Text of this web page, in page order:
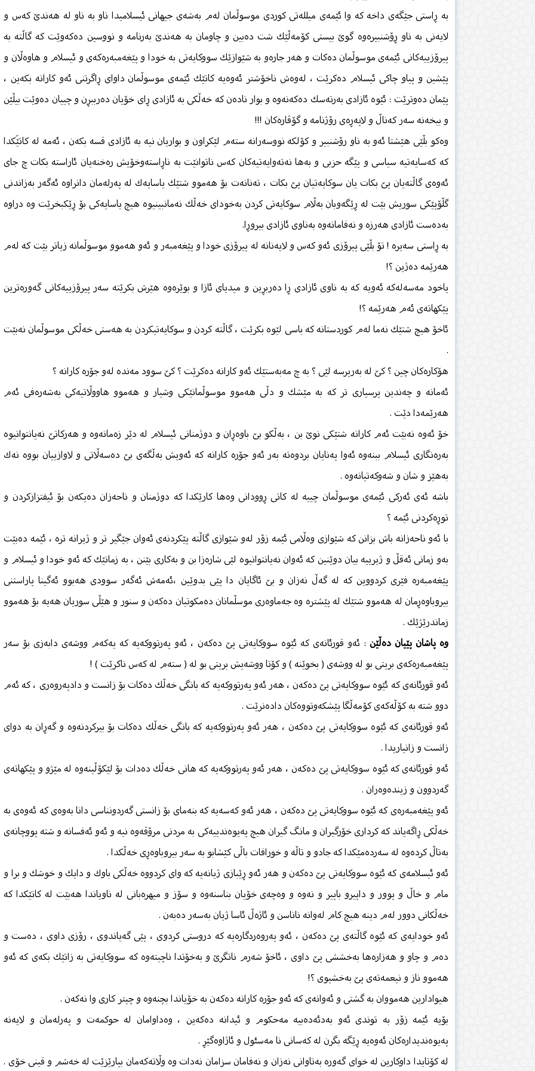
بە ڕاستی جێگەی داخە كە وا ئێمەی میللەتی كوردی موسوڵمان لەم بەشەی جیهانی ئیسلامیدا ناو بە ناو لە هەندێ‌ كەس و
لایەنی بە ناو ڕۆشنبیرەوە گوێ‌ بیستی كۆمەڵێك شت دەبین و چاومان بە هەندێ‌ بەرنامە و نووسین دەكەوێت كە گاڵتە بە
پیرۆزییەكانی ئێمەی موسوڵمان دەكات و هەر جارەو بە شێوازێك سووكایەتی بە خودا و پێغەمبەرەكەی و ئیسلام و هاوەڵان و
پێشین و پیاو چاكی ئیسلام دەكرێت ، لەوەش ناخۆشتر ئەوەیە كاتێك ئێمەی موسوڵمان داوای ڕاگرتنی ئەو كارانە بكەین ،
پێمان دەوترێت : ئێوە ئازادی بەرتەسك دەكەنەوە و بوار نادەن كە خەڵكی بە ئازادی ڕای خۆیان دەرببڕن و چییان دەوێت بیڵێن
و بیخەنە سەر كەناڵ و لاپەڕەی رۆژنامە و گۆڤارەكان !!!
وەكو بڵێی هێشتا ئەو بە ناو رۆشنبیر و كۆلكە نووسەرانە ستەم لێكراون و بواریان نیە بە ئازادی قسە بكەن ، ئەمە لە كاتێَكدا
كە كەسایەتیە سیاسی و پێگە حزبی و بەها نەتەوایەتیەكان كەس ناتوانێت بە ناڕاستەوخۆیش رەخنەیان ئاراستە بكات چ جای
ئەوەی گاڵتەیان پێ بكات یان سوكایەتیان پێ بكات ، تەنانەت بۆ هەموو شتێك یاسایەك لە پەرلەمان دانراوە ئەگەر بەزاندنی
گڵۆپێكی سوریش بێت لە ڕێگەوبان بەڵام سوكایەتی كردن بەخودای خەڵك نەمانبینیوە هیچ یاسایەكی بۆ ڕێكبخرێت وە دراوە
بەدەست ئازادی هەرزە و نەفامانەوە بەناوی ئازادی بیروڕا.
بە ڕاستی سەیرە ! تۆ بڵێی پیرۆزی ئەو كەس و لایەنانە لە پیرۆزی خودا و پێغەمبەر و ئەو هەموو موسوڵمانە زیاتر بێت كە لەم
هەرێمە دەژین ؟!
یاخود مەسەلەكە ئەویە كە بە ناوی ئازادی ڕا دەربڕین و میدیای ئازا و بوێرەوە هێرش بكرێتە سەر پیرۆزییەكانی گەورەترین
پێكهاتەی ئەم هەرێمە ؟!
ئاخۆ هیچ شتێك نەما لەم كوردستانە كە باسی لێوە بكرێت ، گاڵتە كردن و سوكایەتیكردن بە هەستی خەڵكی موسوڵمان نەبێت
.
هۆكارەكان چین ؟ كێ لە بەرپرسە لێی ؟ بە چ مەبەستێك ئەو كارانە دەكرێت ؟ كێ‌ سوود مەندە لەو جۆرە كارانە ؟
ئەمانە و چەندین پرسیاری تر كە بە مێشك و دڵی هەموو موسوڵمانێكی وشیار و هەموو هاووڵاتیەكی بەشەرەفی ئەم
هەرێمەدا دێت .
خۆ ئەوە نەبێت ئەم كارانە شتێكی نوێ‌ بن ، بەڵكو بێ باوەڕان و دوژمنانی ئیسلام لە دێر زەمانەوە و هەركاتێ‌ نەیانتوانیوە
بەرەنگاری ئیسلام ببنەوە ئەوا پەنایان بردوەتە بەر ئەو جۆرە كارانە كە ئەویش بەڵگەی بێ‌ دەسەڵاتی و لاوازییان بووە نەك
بەهێز و شان و شەوكەتیانەوە .
باشە ئەی ئەركی ئێمەی موسوڵمان چییە لە كاتی ڕوودانی وەها كارێكدا كە دوژمنان و ناحەزان دەیكەن بۆ ئیفتزازكردن و
توڕەكردنی ئێمە ؟
با ئەو ناحەزانە باش بزانن كە شێوازی وەڵامی ئێمە زۆر لەو شێوازی گاڵتە پێكردنەی ئەوان جێگیر تر و ژیرانە ترە ، ئێمە دەبێت
بەو زمانی ئەقڵ و ژیرییە بیان دوێنین كە ئەوان نەیانتوانیوە لێی شارەزا بن و بەكاری بێنن ، بە زمانێك كە ئەو خودا و ئیسلام و
پێغەمبەرە فێری كردووین كە لە گەڵ نەزان و بێ ئاگایان دا پێی بدوێین ،ئەمەش ئەگەر سوودی هەبوو ئەگینا پاراستنی
بیروباوەڕمان لە هەموو شتێك لە پێشترە وە جەماوەری موسڵمانان دەمكوتیان دەكەن و سنور و هێڵی سوریان هەیە بۆ هەموو
زماندرێژێك .
وە پاشان پێیان دەڵێن : ئەو قورئانەی كە ئێوە سووكایەتی پێ دەكەن ، ئەو پەرتووكەیە كە یەكەم ووشەی دابەزی بۆ سەر
پێغەمبەرەكەی بریتی بو لە ووشەی ( بخوێنە ) و كۆتا ووشەیش بریتی بو لە ( ستەم لە كەس ناكرێت ) !
ئەو قورئانەی كە ئێوە سووكایەتی پێ دەكەن ، هەر ئەو پەرتووكەیە كە بانگی خەڵك دەكات بۆ زانست و دادپەروەری ، كە ئەم
دوو شتە بە كۆڵەكەی كۆمەڵگا پێشكەوتووەكان دادەنرێت .
ئەو قورئانەی كە ئێوە سووكایەتی پێ دەكەن ، هەر ئەو پەرتووكەیە كە بانگی خەڵك دەكات بۆ بیركردنەوە و گەڕان بە دوای
زانست و زانیاریدا .
ئەو قورئانەی كە ئێوە سووكایەتی پێ دەكەن ، هەر ئەو پەرتووكەیە كە هانی خەڵك دەدات بۆ لێكۆڵینەوە لە مێژو و پێكهاتەی
گەردوون و زیندەوەران .
ئەو پێغەمبەرەی كە ئێوە سووكایەتی پێ دەكەن ، هەر ئەو كەسەیە كە بنەمای بۆ زانستی گەردونناسی دانا بەوەی كە ئەوەی بە
خەڵكی ڕاگەیاند كە كرداری خۆرگیران و مانگ گیران هیچ پەیوەندییەكی بە مردنی مرۆڤەوە نیە و ئەو ئەفسانە و شتە پووچانەی
بەتاڵ كردەوە لە سەردەمێكدا كە جادو و تاڵە و خورافات باڵی كێشابو بە سەر بیروباوەڕی خەڵكدا .
ئەو ئیسلامەی كە ئێوە سووكایەتی پێ دەكەن و هەر ئەو ڕێبازی ژیانەیە كە وای كردووە خەڵكی باوك و دایك و خوشك و برا و
مام و خاڵ و پوور و داپیرو باپیر و نەوە و وەچەی خۆیان بناسنەوە و سۆز و میهرەبانی لە ناویاندا هەبێت لە كاتێكدا كە
خەڵكانی دوور لەم دینە هیچ كام لەوانە ناناسن و ئاژەڵ ئاسا ژیان بەسەر دەبەن .
ئەو خودایەی كە ئێوە گاڵتەی پێ دەكەن ، ئەو پەروەردگارەیە كە دروستی كردوی ، پێی گەیاندوی ، رۆزی داوی ، دەست و
دەم و چاو و هەزارەها بەخششی پێ داوی ، ئاخۆ شەرم ناتگرێ‌ و بەخۆتدا ناچیتەوە كە سووكایەتی بە زاتێك بكەی كە ئەو
هەموو ناز و نیعمەتەی پێ بەخشیوی ؟!
هیوادارین هەمووان بە گشتی و ئەوانەی كە ئەو جۆرە كارانە دەكەن بە خۆیاندا بچنەوە و چیتر كاری وا نەكەن .
بۆیە ئێمە زۆر بە توندی ئەو بەدئەدەبیە مەحكوم و ئیدانە دەكەین ، وەداوامان لە حوكمەت و پەرلەمان و لایەنە
پەیوەندیدارەكان ئەوەیە ڕێگە بگرن لە كەسانی نا مەسئول و ئاژاوەگێڕ .
لە كۆتایدا داوكارین لە خوای گەورە بەتاوانی نەزان و نەفامان سزامان نەدات وە وڵاتەكەمان بپارێزێت لە خەشم و قینی خۆی .